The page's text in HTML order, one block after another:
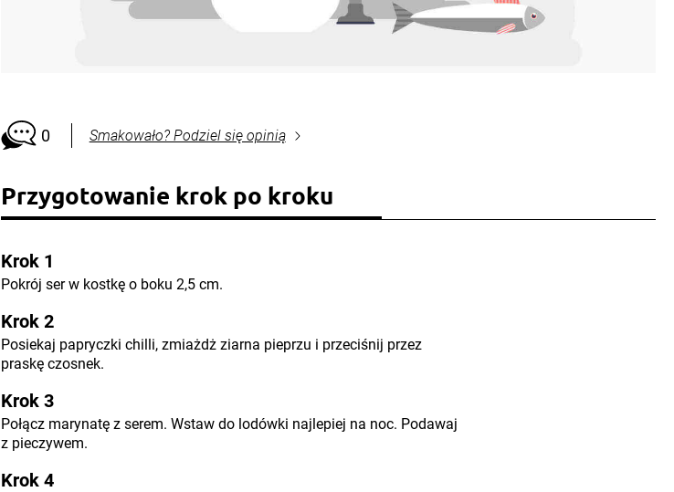
0 Smakowało? Podziel się opinią
Przygotowanie krok po kroku
Krok 1
Pokrój ser w kostkę o boku 2,5 cm.
Krok 2
Posiekaj papryczki chilli, zmiażdż ziarna pieprzu i przeciśnij przez
praskę czosnek.
Krok 3
Połącz marynatę z serem. Wstaw do lodówki najlepiej na noc. Podawaj
z pieczywem.
Krok 4